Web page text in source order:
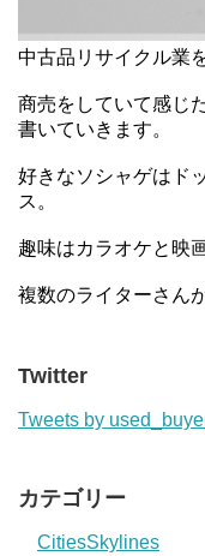
中古品リサイクル業
商売をしていて感じ
書いていきます。
好きなソシャゲはド
ス。
趣味はカラオケと映
複数のライターさん
Twitter
Tweets by
カテゴリー
CitiesSkylines